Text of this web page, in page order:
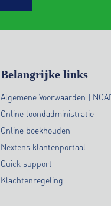
Belangrijke links
Algemene Voorwaarden |
Online loondadministratie
Online boekhouden
Nextens klantenportaal
Quick support
Klachtenregeling